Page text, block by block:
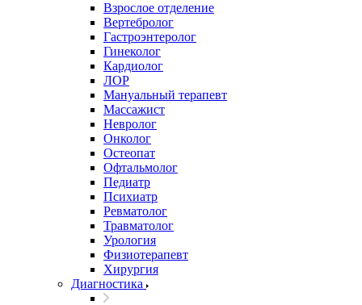
Взрослое отделение
Вертебролог
Гастроэнтеролог
Гинеколог
Кардиолог
ЛОР
Мануальный терапевт
Массажист
Невролог
Онколог
Остеопат
Офтальмолог
Педиатр
Психиатр
Ревматолог
Травматолог
Урология
Физиотерапевт
Хирургия
Диагностика